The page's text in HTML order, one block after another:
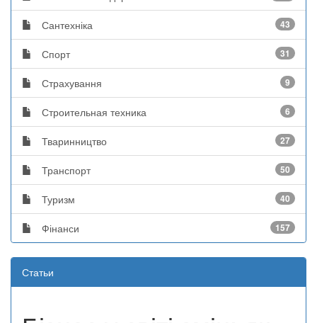
Сантехніка 43
Спорт 31
Страхування 9
Строительная техника 6
Тваринництво 27
Транспорт 50
Туризм 40
Фінанси 157
Статьи